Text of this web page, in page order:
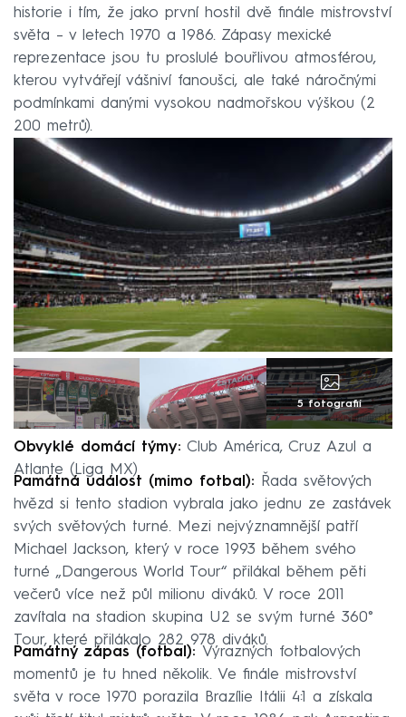
historie i tím, že jako první hostil dvě finále mistrovství
světa – v letech 1970 a 1986. Zápasy mexické
reprezentace jsou tu proslulé bouřlivou atmosférou,
kterou vytvářejí vášniví fanoušci, ale také náročnými
podmínkami danými vysokou nadmořskou výškou (2
200 metrů).
5 fotografií
Obvyklé domácí týmy: Club América, Cruz Azul a
Atlante (Liga MX)
Památná událost (mimo fotbal): Řada světových
hvězd si tento stadion vybrala jako jednu ze zastávek
svých světových turné. Mezi nejvýznamnější patří
Michael Jackson, který v roce 1993 během svého
turné „Dangerous World Tour“ přilákal během pěti
večerů více než půl milionu diváků. V roce 2011
zavítala na stadion skupina U2 se svým turné 360°
Tour, které přilákalo 282 978 diváků.
Památný zápas (fotbal): Výrazných fotbalových
momentů je tu hned několik. Ve finále mistrovství
světa v roce 1970 porazila Brazílie Itálii 4:1 a získala